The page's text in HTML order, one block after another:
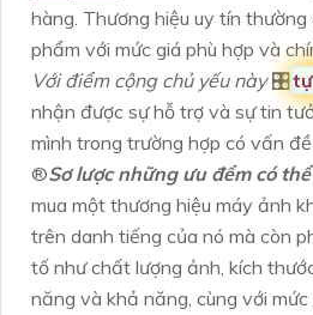
hàng. Thương hiệu uy tín
phẩm với mức giá phù hợp và
Với điểm cộng chủ yếu này🎛
nhận được sự hỗ trợ và sự tin
mình trong trường hợp có vấn đề
®️Sơ lược những ưu đểm có
mua một thương hiệu máy ảnh
trên danh tiếng của nó mà còn
tố như chất lượng ảnh, kích
năng và khả năng, cùng với